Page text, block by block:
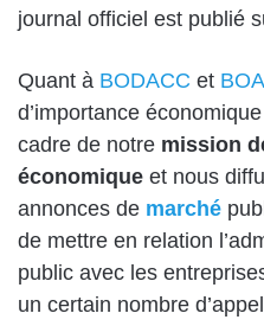
journal officiel est publié
Quant à BODACC et
d’importance
cadre de notre mission
économique et nous
annonces de marché
de mettre en relation
public avec les
un certain nombre